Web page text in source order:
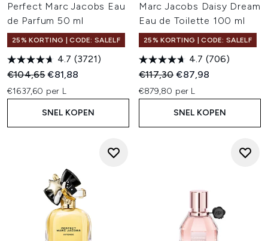
Perfect Marc Jacobs Eau
de Parfum 50 ml
25% KORTING | CODE: SALELF
4.7 (3721)
Recommended Retail Price:
€104,65Huidige prijs:
€81,88
€1637,60 per L
SNEL KOPEN
Marc Jacobs Daisy Dream
Eau de Toilette 100 ml
25% KORTING | CODE: SALELF
4.7 (706)
Recommended Retail Price:
€117,30Huidige prijs:
€87,98
€879,80 per L
SNEL KOPEN